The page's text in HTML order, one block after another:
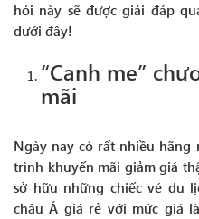
hỏi này sẽ được giải đáp
dưới đây!
“Canh me”
mãi
Ngày nay có rất nhiều hãng
trình khuyến mãi giảm giá
sở hữu những chiếc vé du
châu Á giá rẻ với mức giá